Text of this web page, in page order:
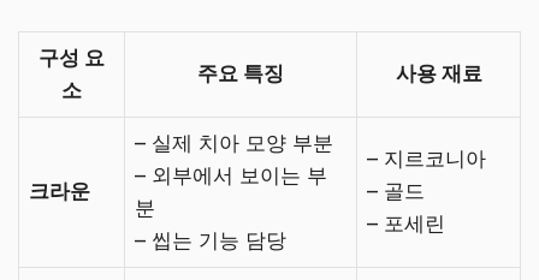
구성 요
소
주요 특징 사용 재료
크라운
– 실제 치아 모양 부분
– 외부에서 보이는 부
분
– 씹는 기능 담당
– 지르코니아
– 골드
– 포세린